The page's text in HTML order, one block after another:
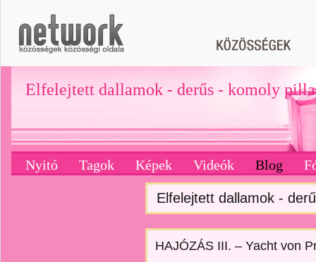
Elfelejtett dallamok - derűs - komoly
Nyitó Tagok Képek Videók Blog
Elfelejtett dallamok -
HAJÓZÁS III. – Yacht von